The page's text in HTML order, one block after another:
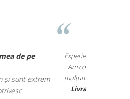
mea de pe
Jordan și sunt extrem
mi se potrivesc.